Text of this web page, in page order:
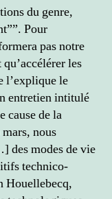
du genre,
Pour
pas notre
les
l’explique le
entretien intitulé
cause de la
nous
des modes de vie
technico-
Houellebecq,